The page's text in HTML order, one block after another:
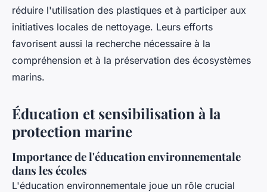
réduire l'utilisation des plastiques et à participer aux
initiatives locales de nettoyage. Leurs efforts
favorisent aussi la recherche nécessaire à la
compréhension et à la préservation des écosystèmes
marins.
Éducation et sensibilisation à la
protection marine
Importance de l'éducation environnementale
dans les écoles
L'éducation environnementale joue un rôle crucial